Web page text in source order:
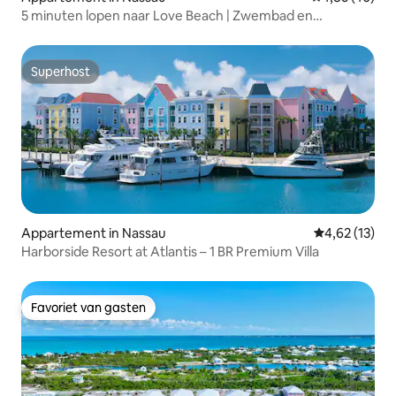
5 minuten lopen naar Love Beach | Zwembad en
Superhost
Superhost
Appartement in Nassau Gemiddelde
4,62 (13)
Harborside Resort at Atlantis – 1 BR Premium Villa
Favoriet van gasten
Favoriet van gasten